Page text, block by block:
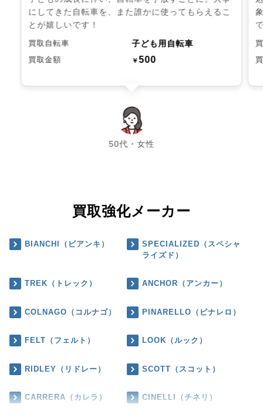
にしてきた自転車を、また誰かに使ってもらえるこ
とが嬉しいです！
買取自転車 子ども用自転車
買取金額 ￥500
50代・女性
chevron_left chevron_right
買取強化メーカー
BIANCHI（ビアンキ）
SPECIALIZED（スペシャ
ライズド）
TREK（トレック） ANCHOR（アンカー）
COLNAGO（コルナゴ） PINARELLO（ピナレロ）
FELT（フェルト） LOOK（ルック）
RIDLEY（リドレー） SCOTT（スコット）
CARRERA（カレラ） CINELLI（チネリ）